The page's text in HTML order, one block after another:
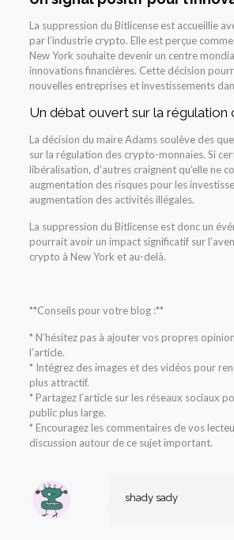
La suppression du Bitlicense est accueillie
par l’industrie crypto. Elle est perçue
New York souhaite devenir un centre
innovations financières. Cette décision
nouvelles entreprises et investissements
Un débat ouvert sur la régulation
La décision du maire Adams soulève des
sur la régulation des crypto-monnaies. Si
libéralisation, d’autres craignent qu’elle ne
augmentation des risques pour les
augmentation des activités illégales.
La suppression du Bitlicense est donc un
pourrait avoir un impact significatif sur
crypto à New York et au-delà.
**Conseils pour votre blog :**
* N’hésitez pas à ajouter vos propres
l’article.
* Intégrez des images et des vidéos pour
plus attractif.
* Partagez l’article sur les réseaux sociaux
public plus large.
* Encouragez les commentaires de vos
discussion autour de ce sujet important.
shady sady